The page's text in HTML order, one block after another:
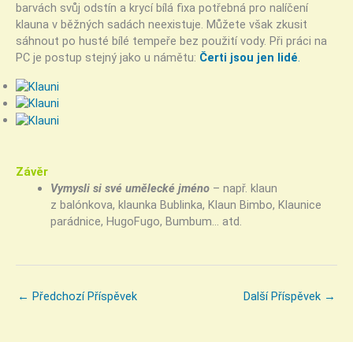
barvách svůj odstín a krycí bílá fixa potřebná pro nalíčení
klauna v běžných sadách neexistuje. Můžete však zkusit
sáhnout po husté bílé tempeře bez použití vody. Při práci na
PC je postup stejný jako u námětu: Čerti jsou jen lidé.
Závěr
Vymysli si své umělecké jméno– např. klaun
z balónkova, klaunka Bublinka, Klaun Bimbo, Klaunice
parádnice, HugoFugo, Bumbum… atd.
← Předchozí Příspěvek Další Příspěvek →